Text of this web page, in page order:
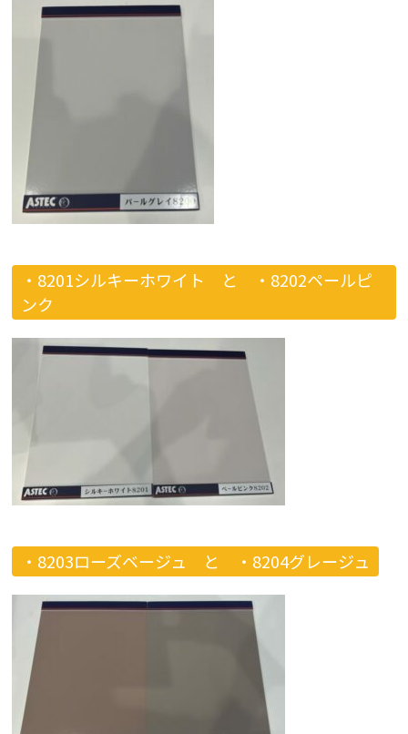
・8201シルキーホワイト と
・8202ペールピ
ンク
・8203ローズベージュ と ・8204グレージュ